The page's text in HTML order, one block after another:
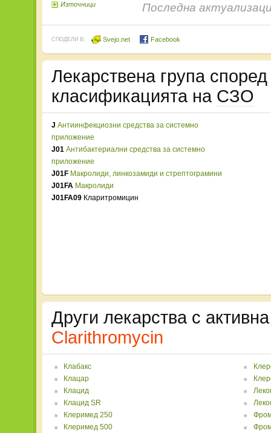
Последна
Източници
СПОДЕЛИ В: Svejo.net Facebook
Лекарствена група
класификацията на СЗО
J Антиинфекциозни средства за системно
приложение
J01 Антибактериални средства за системно
приложение
J01F Макролиди, линкозамиди и стрептограмини
J01FA Макролиди
J01FA09 Кларитромицин
Други лекарства с
Clarithromycin
Клабакс
Клацар
Клацид
Клацид SR
Клеримед 250
Клеримед 500